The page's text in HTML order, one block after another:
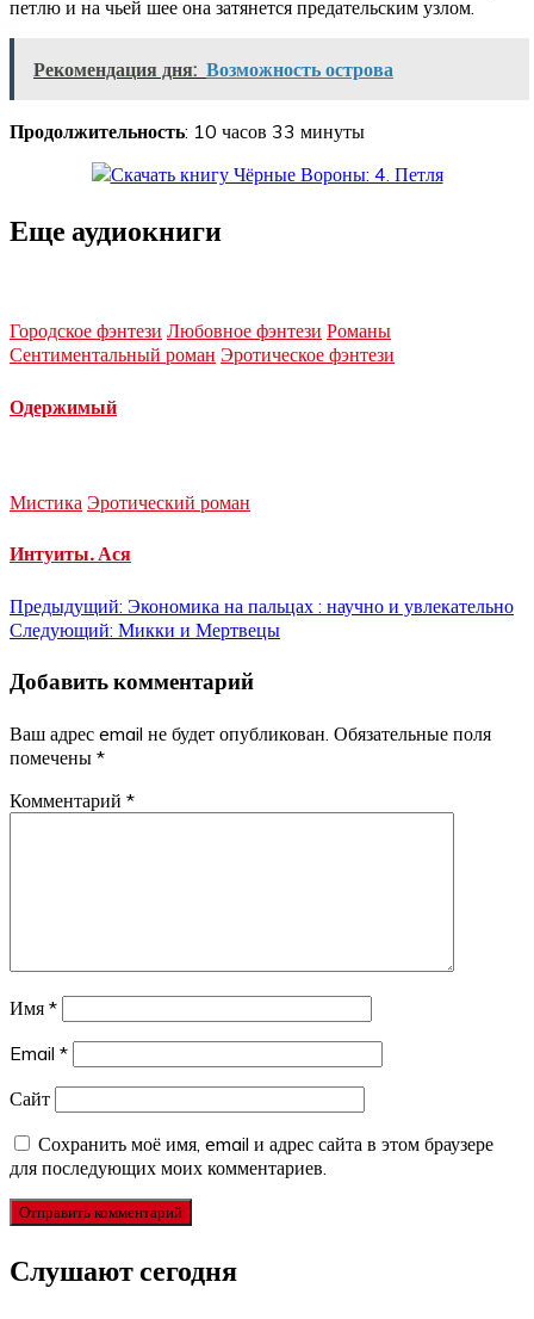
петлю и на чьей шее она затянется предательским узлом.
Рекомендация дня: Возможность острова
Продолжительность: 10 часов 33 минуты
Еще аудиокниги
Городское фэнтези Любовное фэнтези Романы
Сентиментальный роман Эротическое фэнтези
Одержимый
Мистика Эротический роман
Интуиты. Ася
Навигация
записям
Предыдущий: Экономика на пальцах : научно и увлекательно
Следующий: Микки и Мертвецы
Добавить комментарий
Ваш адрес email не будет опубликован. Обязательные поля
помечены *
Комментарий *
Имя *
Email *
Сайт
Сохранить моё имя, email и адрес сайта в этом браузере
для последующих моих комментариев.
Слушают сегодня